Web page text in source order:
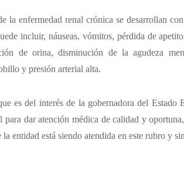
la enfermedad renal crónica se desarrollan
incluir, náuseas, vómitos, pérdida de
de orina, disminución de la agudeza
y presión arterial alta.
es del interés de la gobernadora del Estado
dar atención médica de calidad y
entidad está siendo atendida en este rubro y